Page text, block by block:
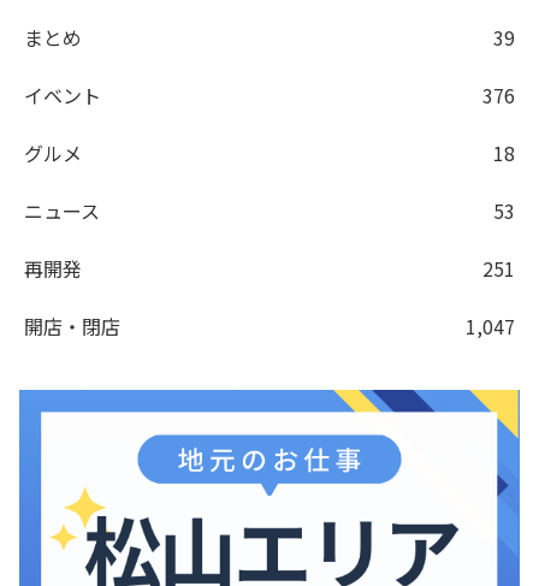
まとめ
39
イベント
376
グルメ
18
ニュース
53
再開発
251
開店・閉店
1,047